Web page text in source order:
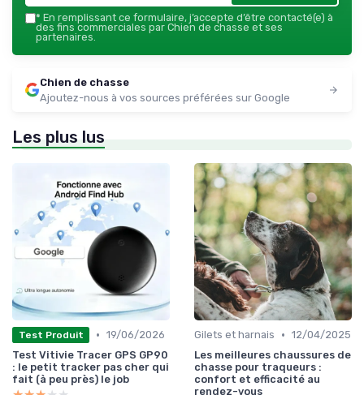
* En remplissant ce formulaire, j’accepte d’être contacté(e) à
des fins commerciales par Chien de chasse et ses
partenaires.
Chien de chasse
Ajoutez-nous à vos sources préférées sur Google
Les plus lus
Test Produit • 19/06/2026
Test Vitivie Tracer GPS GP90
: le petit tracker pas cher qui
fait (à peu près) le job
Gilets et harnais • 12/04/2025
Les meilleures chaussures de
chasse pour traqueurs :
confort et efficacité au
rendez-vous